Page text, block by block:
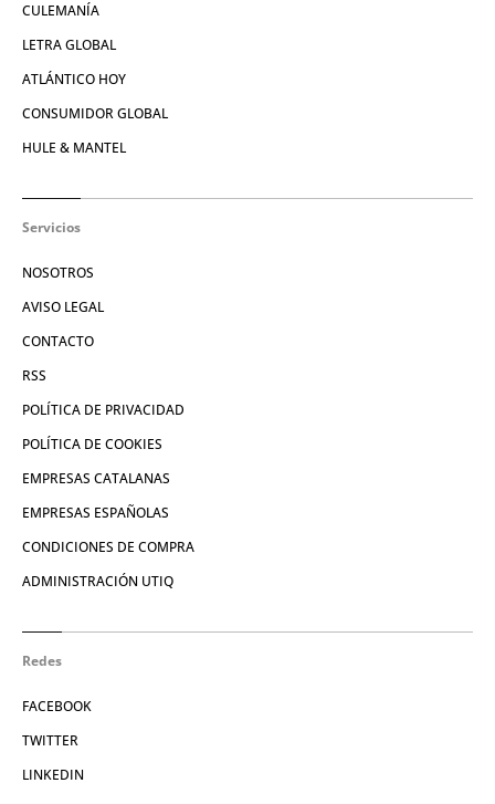
CULEMANÍA
LETRA GLOBAL
ATLÁNTICO HOY
CONSUMIDOR GLOBAL
HULE & MANTEL
Servicios
NOSOTROS
AVISO LEGAL
CONTACTO
RSS
POLÍTICA DE PRIVACIDAD
POLÍTICA DE COOKIES
EMPRESAS CATALANAS
EMPRESAS ESPAÑOLAS
CONDICIONES DE COMPRA
ADMINISTRACIÓN UTIQ
Redes
FACEBOOK
TWITTER
LINKEDIN